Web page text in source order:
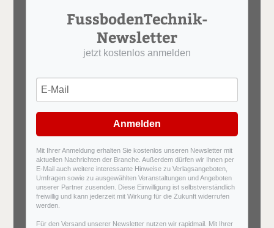
FussbodenTechnik-
Newsletter
jetzt kostenlos anmelden
Anmelden
Mit Ihrer Anmeldung erhalten Sie kostenlos unseren Newsletter mit
aktuellen Nachrichten der Branche. Außerdem dürfen wir Ihnen per
E-Mail auch weitere interessante Hinweise zu Verlagsangeboten,
Umfragen sowie zu ausgewählten Veranstaltungen und Angeboten
unserer Partner zusenden. Diese Einwilligung ist selbstverständlich
freiwillig und kann jederzeit mit Wirkung für die Zukunft widerrufen
werden.
Für den Versand unserer Newsletter nutzen wir rapidmail. Mit Ihrer